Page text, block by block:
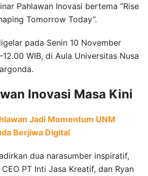
Pahlawan Inovasi bertema “Rise
Tomorrow Today”.
pada Senin 10 November
WIB, di Aula Universitas Nusa
Inovasi Masa Kini
Jadi Momentum UNM
Berjiwa Digital
dua narasumber inspiratif,
PT Inti Jasa Kreatif, dan Ryan